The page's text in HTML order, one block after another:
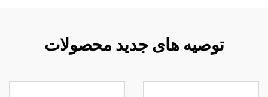
توصیه های جدید محصولات